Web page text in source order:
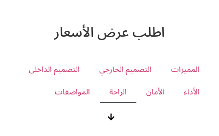
اطلب عرض الأسعار
المميزات التصميم الخارجي
التصميم الداخلي
الأداء
الأمان الراحة المواصفات